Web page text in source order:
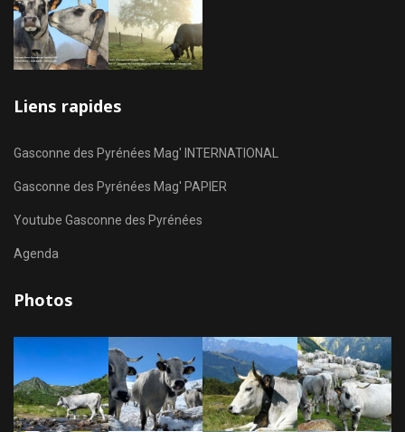
Liens rapides
Gasconne des Pyrénées Mag' INTERNATIONAL
Gasconne des Pyrénées Mag' PAPIER
Youtube Gasconne des Pyrénées
Agenda
Photos